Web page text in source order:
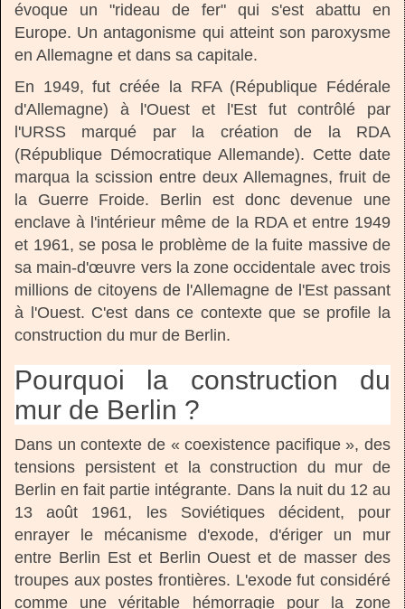
évoque un "rideau de fer" qui s'est abattu en
Europe. Un antagonisme qui atteint son paroxysme
en Allemagne et dans sa capitale.
En 1949, fut créée la RFA (République Fédérale
d'Allemagne) à l'Ouest et l'Est fut contrôlé par
l'URSS marqué par la création de la RDA
(République Démocratique Allemande). Cette date
marqua la scission entre deux Allemagnes, fruit de
la Guerre Froide. Berlin est donc devenue une
enclave à l'intérieur même de la RDA et entre 1949
et 1961, se posa le problème de la fuite massive de
sa main-d'œuvre vers la zone occidentale avec trois
millions de citoyens de l'Allemagne de l'Est passant
à l'Ouest. C'est dans ce contexte que se profile la
construction du mur de Berlin.
Pourquoi la construction du
mur de Berlin ?
Dans un contexte de « coexistence pacifique », des
tensions persistent et la construction du mur de
Berlin en fait partie intégrante. Dans la nuit du 12 au
13 août 1961, les Soviétiques décident, pour
enrayer le mécanisme d'exode, d'ériger un mur
entre Berlin Est et Berlin Ouest et de masser des
troupes aux postes frontières. L'exode fut considéré
comme une véritable hémorragie pour la zone